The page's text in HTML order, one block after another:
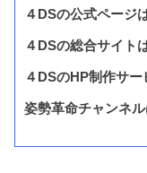
４DSの公式ページ
４DSの総合サイト
４DSのHP制作サー
姿勢革命チャンネル